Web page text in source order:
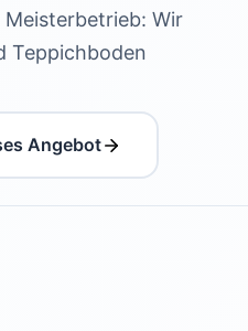
Meisterbetrieb: Wir
Teppichboden
Angebot